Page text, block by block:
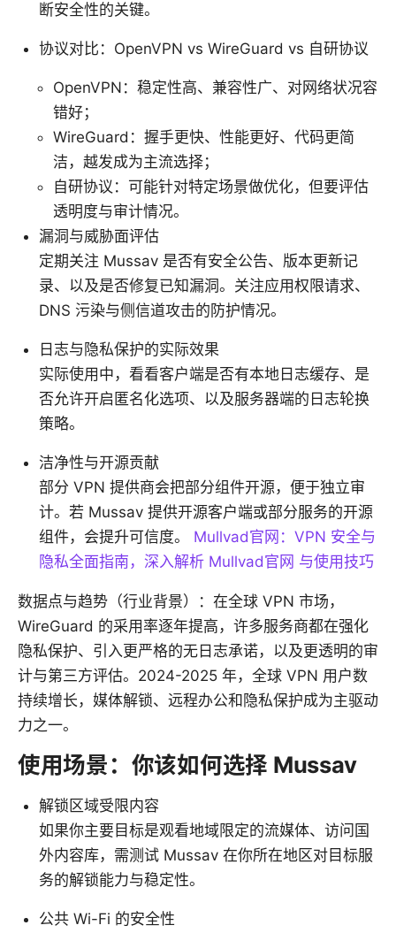
断安全性的关键。
协议对比：OpenVPN vs WireGuard vs 自研协议
OpenVPN：稳定性高、兼容性广、对网络状况容
错好；
WireGuard：握手更快、性能更好、代码更简
洁，越发成为主流选择；
自研协议：可能针对特定场景做优化，但要评估
透明度与审计情况。
漏洞与威胁面评估
定期关注 Mussav 是否有安全公告、版本更新记
录、以及是否修复已知漏洞。关注应用权限请求、
DNS 污染与侧信道攻击的防护情况。
日志与隐私保护的实际效果
实际使用中，看看客户端是否有本地日志缓存、是
否允许开启匿名化选项、以及服务器端的日志轮换
策略。
洁净性与开源贡献
部分 VPN 提供商会把部分组件开源，便于独立审
计。若 Mussav 提供开源客户端或部分服务的开源
组件，会提升可信度。 Mullvad官网：VPN 安全与
隐私全面指南，深入解析 Mullvad官网 与使用技巧
数据点与趋势（行业背景）：在全球 VPN 市场，
WireGuard 的采用率逐年提高，许多服务商都在强化
隐私保护、引入更严格的无日志承诺，以及更透明的审
计与第三方评估。2024-2025 年，全球 VPN 用户数
持续增长，媒体解锁、远程办公和隐私保护成为主驱动
力之一。
使用场景：你该如何选择 Mussav
解锁区域受限内容
如果你主要目标是观看地域限定的流媒体、访问国
外内容库，需测试 Mussav 在你所在地区对目标服
务的解锁能力与稳定性。
公共 Wi-Fi 的安全性